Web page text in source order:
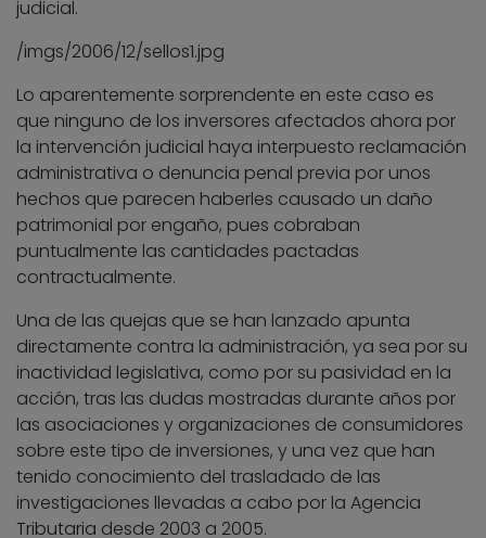
judicial.
/imgs/2006/12/sellos1.jpg
Lo aparentemente sorprendente en este caso es
que ninguno de los inversores afectados ahora por
la intervención judicial haya interpuesto reclamación
administrativa o denuncia penal previa por unos
hechos que parecen haberles causado un daño
patrimonial por engaño, pues cobraban
puntualmente las cantidades pactadas
contractualmente.
Una de las quejas que se han lanzado apunta
directamente contra la administración, ya sea por su
inactividad legislativa, como por su pasividad en la
acción, tras las dudas mostradas durante años por
las asociaciones y organizaciones de consumidores
sobre este tipo de inversiones, y una vez que han
tenido conocimiento del trasladado de las
investigaciones llevadas a cabo por la Agencia
Tributaria desde 2003 a 2005.